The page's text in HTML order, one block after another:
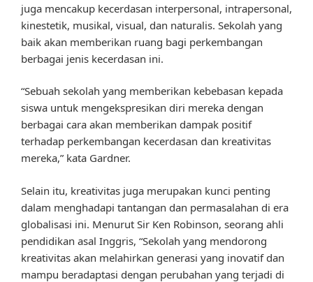
juga mencakup kecerdasan interpersonal, intrapersonal,
kinestetik, musikal, visual, dan naturalis. Sekolah yang
baik akan memberikan ruang bagi perkembangan
berbagai jenis kecerdasan ini.
“Sebuah sekolah yang memberikan kebebasan kepada
siswa untuk mengekspresikan diri mereka dengan
berbagai cara akan memberikan dampak positif
terhadap perkembangan kecerdasan dan kreativitas
mereka,” kata Gardner.
Selain itu, kreativitas juga merupakan kunci penting
dalam menghadapi tantangan dan permasalahan di era
globalisasi ini. Menurut Sir Ken Robinson, seorang ahli
pendidikan asal Inggris, “Sekolah yang mendorong
kreativitas akan melahirkan generasi yang inovatif dan
mampu beradaptasi dengan perubahan yang terjadi di